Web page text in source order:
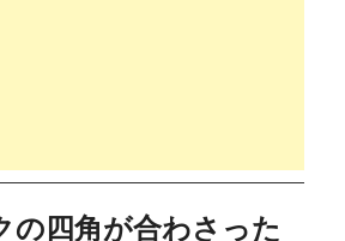
の四角が合わさった